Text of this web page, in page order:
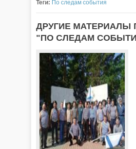
Теги: По следам события
ДРУГИЕ МАТЕРИАЛЫ
"ПО СЛЕДАМ